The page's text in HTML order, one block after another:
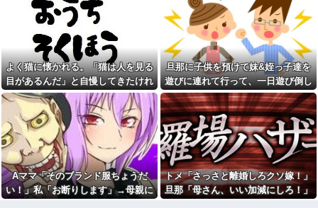
ます！」X民「高市だから叩いて
良いをやってるのがお前だろ」
←これ…w w
【悲報】17歳で無期懲役にな
った奴のご尊顔、ガチで怖い
イーロン・マスク「中国のロ
ボットはデタラメで遠隔操作し
てるだけ」
職場結婚だった同僚の結婚式
の２次会に、新郎新婦がこなか
った。そのまま主役なしで食事
が始まり...
「優しい男はモテない」っ
て、正しくは「優しさ以外にセ
ールスポイントのない男がモテ
ない」なんだわ。優しさ自体を
好きではない
彼氏の家で不倫してる私。彼
で？」と本気で困惑ｗｗｗ
【豹変】優しかった彼氏が同
棲した瞬間に本性を現した。束
縛→DVの毎日。やっとの思いで
逃げたが追ってきて…修羅の展
開に
一回だけ好きなところから人
生やり直せるとしたら
思わず誰かに話したくなる雑
学、なんかある？
本屋に現れた異臭＆浮浪者風
の男、ペタンコのボストンバッ
グをパンパンにして無会計で退
店！Gメンに確保され「なん
で？」と本気で困惑ｗｗｗ
旦那に子供を預けて妹&姪っ子
達を遊びに連れて行って、一日
遊び倒した。すると、旦那と喧
よく猫に懐かれる。「猫は人を見る
目があるんだ」と自慢してきたけれ
ど、今日たまたま読んだ記事である
ことを目にした
旦那に子供を預けて妹&姪っ子達を
遊びに連れて行って、一日遊び倒し
た。すると、旦那と喧嘩になってし
まい...
Aママ「そのブランド服ちょうだ
い！」私「お断りします」→母親に
トメ「さっさと離婚しろクソ嫁！」
旦那「母さん、いい加減にしろ！」